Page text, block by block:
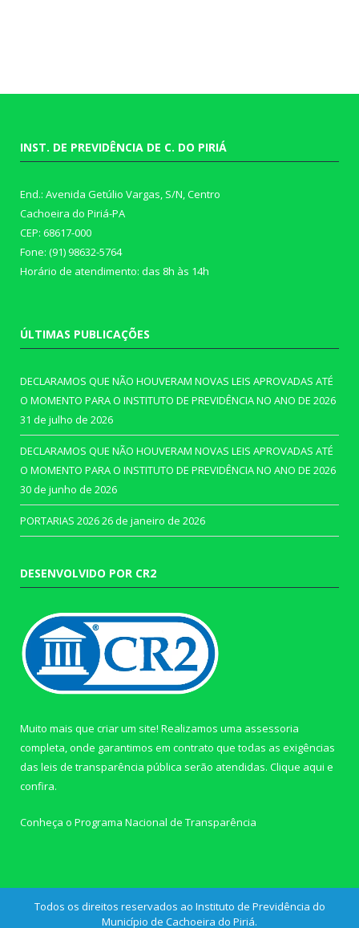
INST. DE PREVIDÊNCIA DE C. DO PIRIÁ
End.: Avenida Getúlio Vargas, S/N, Centro
Cachoeira do Piriá-PA
CEP: 68617-000
Fone: (91) 98632-5764
Horário de atendimento: das 8h às 14h
ÚLTIMAS PUBLICAÇÕES
DECLARAMOS QUE NÃO HOUVERAM NOVAS LEIS APROVADAS ATÉ
O MOMENTO PARA O INSTITUTO DE PREVIDÊNCIA NO ANO DE 2026
31 de julho de 2026
DECLARAMOS QUE NÃO HOUVERAM NOVAS LEIS APROVADAS ATÉ
O MOMENTO PARA O INSTITUTO DE PREVIDÊNCIA NO ANO DE 2026
30 de junho de 2026
PORTARIAS 202626 de janeiro de 2026
DESENVOLVIDO POR CR2
Muito mais que criar um site! Realizamos uma assessoria
completa, onde garantimos em contrato que todas as exigências
das leis de transparência pública serão atendidas. Clique aqui e
confira.
Conheça o Programa Nacional de Transparência
Todos os direitos reservados ao Instituto de Previdência do
Município de Cachoeira do Piriá.